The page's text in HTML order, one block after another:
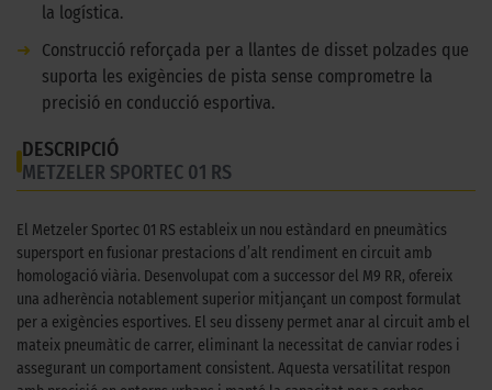
la logística.
➜
Construcció reforçada per a llantes de disset polzades que
suporta les exigències de pista sense comprometre la
precisió en conducció esportiva.
DESCRIPCIÓ
METZELER SPORTEC 01 RS
El Metzeler Sportec 01 RS estableix un nou estàndard en pneumàtics
supersport en fusionar prestacions d’alt rendiment en circuit amb
homologació viària. Desenvolupat com a successor del M9 RR, ofereix
una adherència notablement superior mitjançant un compost formulat
per a exigències esportives. El seu disseny permet anar al circuit amb el
mateix pneumàtic de carrer, eliminant la necessitat de canviar rodes i
assegurant un comportament consistent. Aquesta versatilitat respon